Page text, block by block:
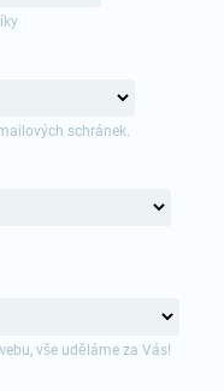
schránek.
vše uděláme za Vás!